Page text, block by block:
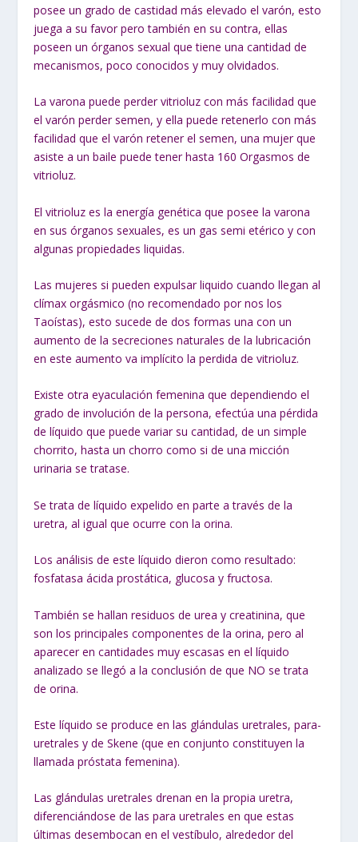
posee un grado de castidad más elevado el varón, esto
juega a su favor pero también en su contra, ellas
poseen un órganos sexual que tiene una cantidad de
mecanismos, poco conocidos y muy olvidados.
La varona puede perder vitrioluz con más facilidad que
el varón perder semen, y ella puede retenerlo con más
facilidad que el varón retener el semen, una mujer que
asiste a un baile puede tener hasta 160 Orgasmos de
vitrioluz.
El vitrioluz es la energía genética que posee la varona
en sus órganos sexuales, es un gas semi etérico y con
algunas propiedades liquidas.
Las mujeres si pueden expulsar liquido cuando llegan al
clímax orgásmico (no recomendado por nos los
Taoístas), esto sucede de dos formas una con un
aumento de la secreciones naturales de la lubricación
en este aumento va implícito la perdida de vitrioluz.
Existe otra eyaculación femenina que dependiendo el
grado de involución de la persona, efectúa una pérdida
de líquido que puede variar su cantidad, de un simple
chorrito, hasta un chorro como si de una micción
urinaria se tratase.
Se trata de líquido expelido en parte a través de la
uretra, al igual que ocurre con la orina.
Los análisis de este líquido dieron como resultado:
fosfatasa ácida prostática, glucosa y fructosa.
También se hallan residuos de urea y creatinina, que
son los principales componentes de la orina, pero al
aparecer en cantidades muy escasas en el líquido
analizado se llegó a la conclusión de que NO se trata
de orina.
Este líquido se produce en las glándulas uretrales, para-
uretrales y de Skene (que en conjunto constituyen la
llamada próstata femenina).
Las glándulas uretrales drenan en la propia uretra,
diferenciándose de las para uretrales en que estas
últimas desembocan en el vestíbulo, alrededor del